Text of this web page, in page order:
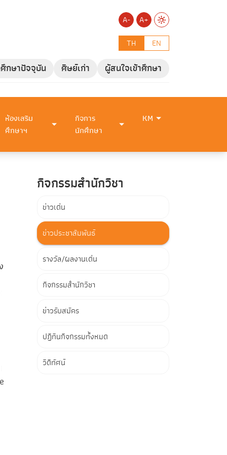
A-
A+
TH
EN
กษาปัจจุบัน ศิษย์เก่า ผู้สนใจเข้าศึกษา
ห้องเสริม
ศึกษาฯ
กิจการ
นักศึกษา
KM
กิจกรรมสำนักวิชา
ข่าวเด่น
ข่าวประชาสัมพันธ์
รางวัล/ผลงานเด่น
กิจกรรมสำนักวิชา
ข่าวรับสมัคร
ปฏิทินกิจกรรมทั้งหมด
วิดีทัศน์